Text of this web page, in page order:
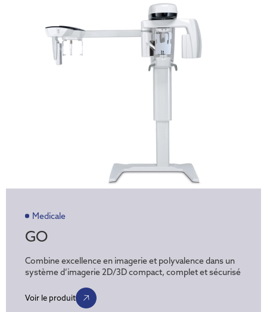
Medicale
GO
Combine excellence en imagerie et polyvalence dans un
système d’imagerie 2D/3D compact, complet et sécurisé
Voir le produit